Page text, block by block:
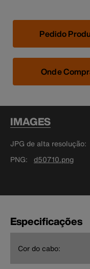
Pedido
Onde
IMAGES
JPG de alta resolução
PNG
d50710.png
Especificações
Cor do cabo: